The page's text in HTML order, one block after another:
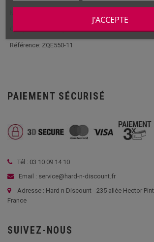
J'ACCEPTE
Compatibilité: Zoopa Q550 Evo
Référence: ZQE550-11
PAIEMENT SÉCURISÉ
Tél : 03 10 09 14 10
Email : service@hard-n-discount.fr
Adresse : Hard n Discount - 235 allée Hector
France
SUIVEZ-NOUS